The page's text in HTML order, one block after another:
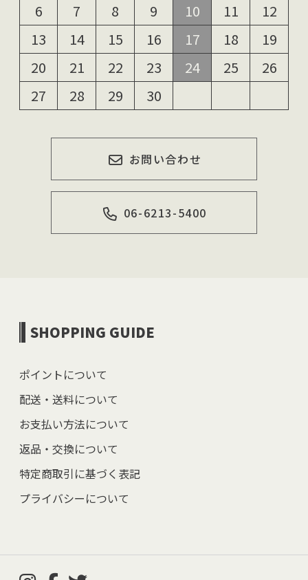
6
7 8 9 10 11
12
13
14 15 16 17 18
19
20
21 22 23 24 25
26
27
28 29 30
お問い合わせ
06-6213-5400
SHOPPING GUIDE
ポイントについて
配送・送料について
お支払い方法について
返品・交換について
特定商取引に基づく表記
プライバシーについて